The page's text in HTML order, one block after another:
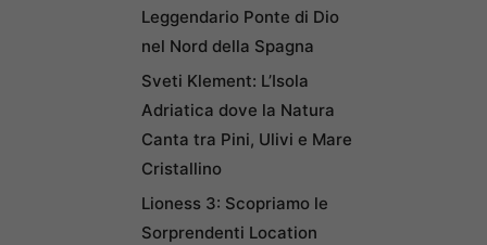
Leggendario Ponte di Dio
nel Nord della Spagna
Sveti Klement: L’Isola
Adriatica dove la Natura
Canta tra Pini, Ulivi e Mare
Cristallino
Lioness 3: Scopriamo le
Sorprendenti Location